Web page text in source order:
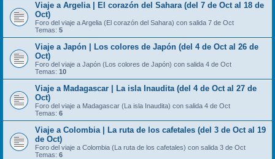
Viaje a Argelia | El corazón del Sahara (del 7 de Oct al 18 de
Oct)
Foro del viaje a Argelia (El corazón del Sahara) con salida 7 de Oct
Temas: 5
Viaje a Japón | Los colores de Japón (del 4 de Oct al 26 de
Oct)
Foro del viaje a Japón (Los colores de Japón) con salida 4 de Oct
Temas: 10
Viaje a Madagascar | La isla Inaudita (del 4 de Oct al 27 de
Oct)
Foro del viaje a Madagascar (La isla Inaudita) con salida 4 de Oct
Temas: 6
Viaje a Colombia | La ruta de los cafetales (del 3 de Oct al 19
de Oct)
Foro del viaje a Colombia (La ruta de los cafetales) con salida 3 de Oct
Temas: 6